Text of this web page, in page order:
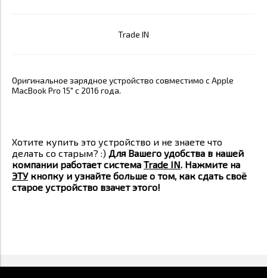
Trade IN
Оригинальное зарядное устройство совместимо с Apple
MacBook Pro 15" с 2016 года.
Хотите купить это устройство и не знаете что
делать со старым? :) Для Вашего удобства в нашей
компании работает система Trade IN. Нажмите на
ЭТУкнопку и узнайте больше о том, как сдать своё
старое устройство взачет этого!